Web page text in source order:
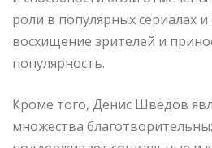
роли в популярных сериалах
восхищение зрителей и
популярность.
Кроме того, Денис Шведов
множества